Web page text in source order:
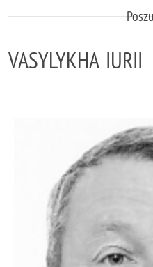
VASYLYKHA IURII